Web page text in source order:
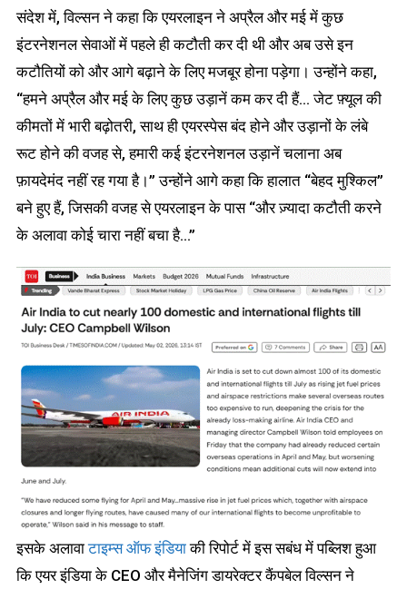
संदेश में, विल्सन ने कहा कि एयरलाइन ने अप्रैल और मई में कुछ
इंटरनेशनल सेवाओं में पहले ही कटौती कर दी थी और अब उसे इन
कटौतियों को और आगे बढ़ाने के लिए मजबूर होना पड़ेगा। उन्होंने कहा,
“हमने अप्रैल और मई के लिए कुछ उड़ानें कम कर दी हैं… जेट फ़्यूल की
कीमतों में भारी बढ़ोतरी, साथ ही एयरस्पेस बंद होने और उड़ानों के लंबे
रूट होने की वजह से, हमारी कई इंटरनेशनल उड़ानें चलाना अब
फ़ायदेमंद नहीं रह गया है।” उन्होंने आगे कहा कि हालात “बेहद मुश्किल”
बने हुए हैं, जिसकी वजह से एयरलाइन के पास “और ज़्यादा कटौती करने
के अलावा कोई चारा नहीं बचा है…”
इसके अलावाटाइम्स ऑफ इंडियाकी रिपोर्ट में इस सबंध में पब्लिश हुआ
कि एयर इंडिया के CEO और मैनेजिंग डायरेक्टर कैंपबेल विल्सन ने